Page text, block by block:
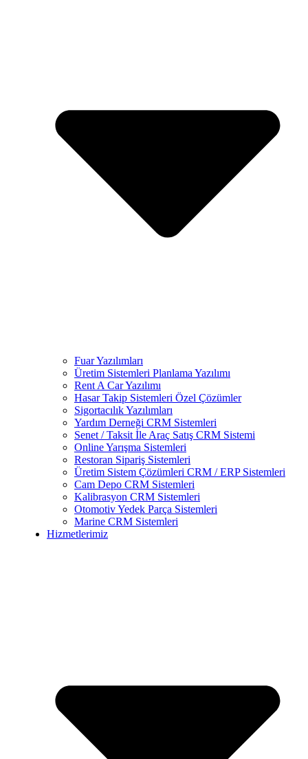
Fuar Yazılımları
Üretim Sistemleri Planlama Yazılımı
Rent A Car Yazılımı
Hasar Takip Sistemleri Özel Çözümler
Sigortacılık Yazılımları
Yardım Derneği CRM Sistemleri
Senet / Taksit İle Araç Satış CRM Sistemi
Online Yarışma Sistemleri
Restoran Sipariş Sistemleri
Üretim Sistem Çözümleri CRM / ERP Sistemleri
Cam Depo CRM Sistemleri
Kalibrasyon CRM Sistemleri
Otomotiv Yedek Parça Sistemleri
Marine CRM Sistemleri
Hizmetlerimiz